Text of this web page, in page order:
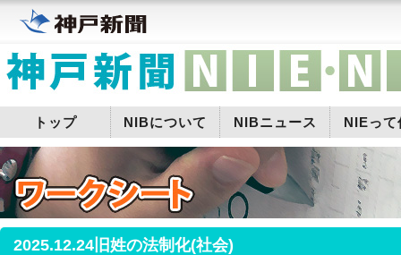
トップ NIBについて NIBニュース NIEって
2025.12.24旧姓の法制化(社会)